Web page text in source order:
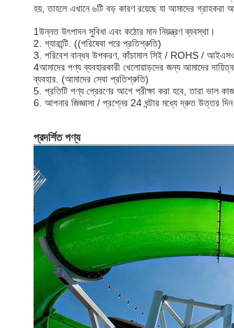
হয়, তাহলে এখানে ৬টি বড় কারণ রয়েছে যা আমাদের গ্রাহকরা
1উন্নত উৎপাদন সুবিধা এবং কঠোর মান নিয়ন্ত্রণ ব্যবস্থা।
2. গ্যারান্টি. ((পরিষেবা পরে প্রতিশ্রুতি)
3. পরিবেশ বান্ধব উপকরণ, কাঁচামাল সিই / ROHS / আইএসও
4আমাদের পণ্য ব্যবহারকারী খেলোয়াড়দের জন্য আমাদের
ব্যবহার. (আমাদের সেবা প্রতিশ্রুতি)
5. প্রতিটি পণ্য প্রেরণের আগে পরীক্ষা করা হবে, তারা ভাল
6. আপনার জিজ্ঞাসা / প্রশ্নের 24 ঘন্টার মধ্যে দ্রুত উত্তর
প্রদর্শিত পণ্য